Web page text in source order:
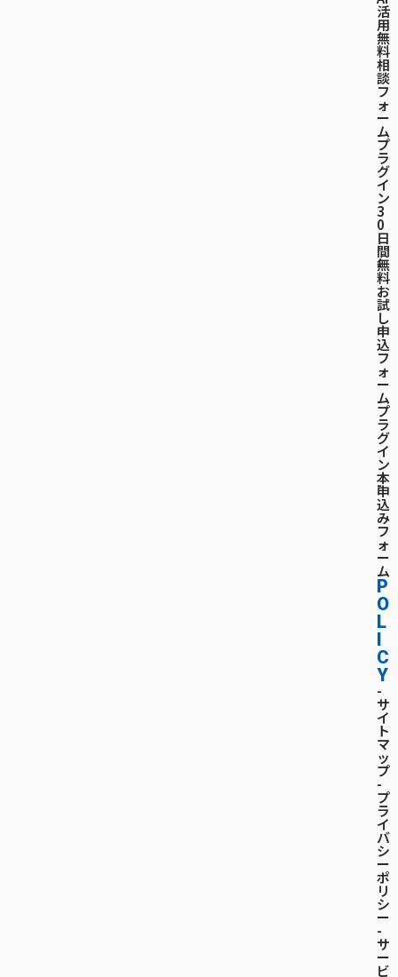
活
用
無
料
相
談
フ
ォ
ー
ム
-
プ
ラ
グ
イ
ン
3
0
日
間
無
料
お
試
し
申
込
フ
ォ
ー
ム
-
プ
ラ
グ
イ
ン
本
申
込
み
フ
ォ
ー
ム
P
O
L
I
C
Y
-
サ
イ
ト
マ
ッ
プ
-
プ
ラ
イ
バ
シ
ー
ポ
リ
シ
ー
-
サ
ー
ビ